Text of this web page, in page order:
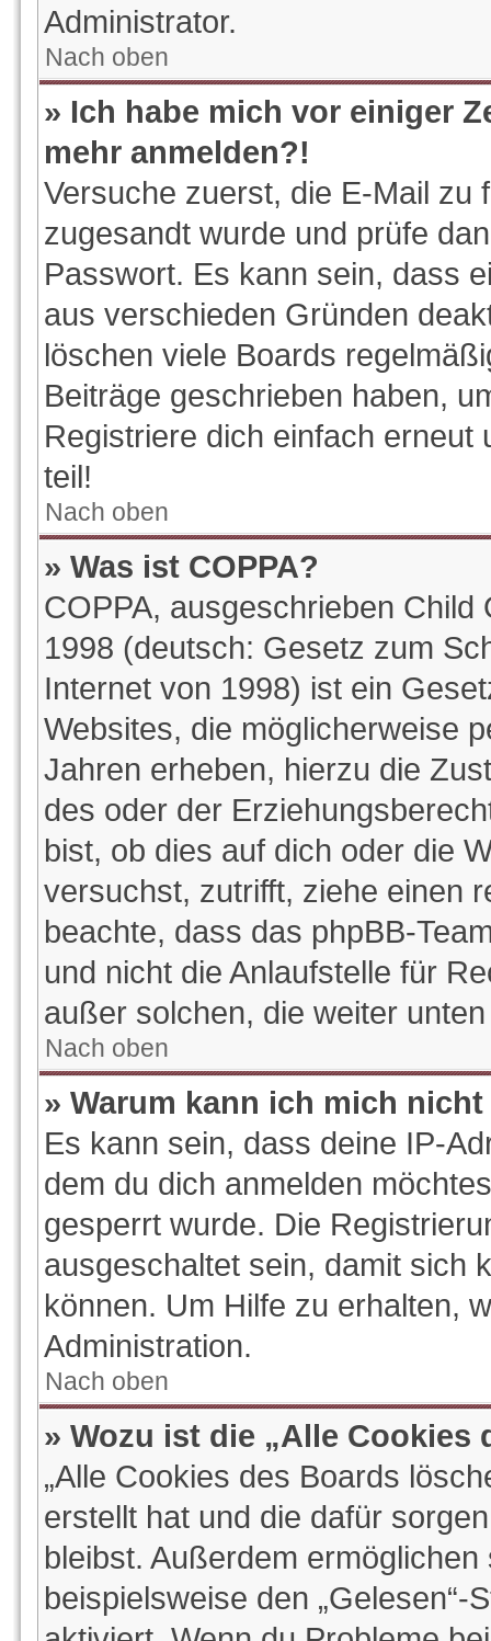
Administrator.
Nach oben
» Ich habe mich vor einiger
mehr anmelden?!
Versuche zuerst, die E-Mail zu
zugesandt wurde und prüfe
Passwort. Es kann sein, dass
aus verschieden Gründen
löschen viele Boards
Beiträge geschrieben haben,
Registriere dich einfach
teil!
Nach oben
» Was ist COPPA?
COPPA, ausgeschrieben
1998 (deutsch: Gesetz zum
Internet von 1998) ist ein
Websites, die möglicherweise
Jahren erheben, hierzu die
des oder der
bist, ob dies auf dich oder die
versuchst, zutrifft, ziehe einen
beachte, dass das phpBB-
und nicht die Anlaufstelle für
außer solchen, die weiter
Nach oben
» Warum kann ich mich
Es kann sein, dass deine IP-
dem du dich anmelden
gesperrt wurde. Die
ausgeschaltet sein, damit sich
können. Um Hilfe zu erhalten,
Administration.
Nach oben
» Wozu ist die „Alle
„Alle Cookies des Boards
erstellt hat und die dafür
bleibst. Außerdem
beispielsweise den